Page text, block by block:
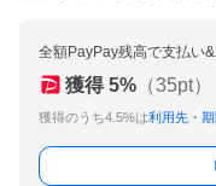
全額PayPay残高で支払い
獲得 5% （35pt）
獲得のうち4.5%は利用先・